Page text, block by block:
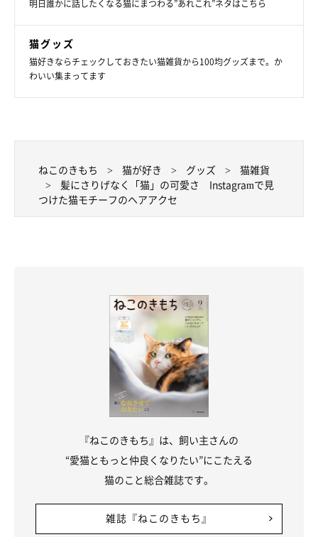
明日誰かに話したくなる猫にまつわる”あれこれ”ネタはこちら
猫グッズ
猫好きならチェックしておきたい猫雑貨から100均グッズまで。か
わいい集まってます
ねこのきもち 猫が好き グッズ
猫雑貨
髪にさりげなく「猫」の可愛さ Instagramで見
つけた猫モチーフのヘアアクセ
『ねこのきもち』は、飼い主さんの
“愛猫ともっと仲良くなりたい”にこたえる
猫のこと総合雑誌です。
雑誌『ねこのきもち』